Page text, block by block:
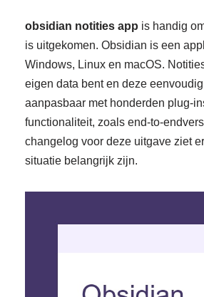
obsidian notities app is handig
is uitgekomen. Obsidian is een
Windows, Linux en macOS.
eigen data bent en deze
aanpasbaar met honderden plug-
functionaliteit, zoals end-to-
changelog voor deze uitgave ziet
situatie belangrijk zijn.